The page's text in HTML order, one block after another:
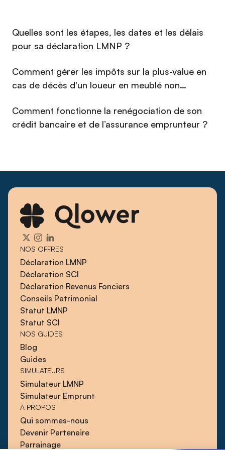
positionne aujourd'hui comme l'acteur de référence de la
fiscalité immobilière. Investisseur immobilier lui-même et
passionné de courses de voitures anciennes, Christophe
une obligation administrative en avantage concret pour
l'investisseur.
⁠Quelles sont les étapes, les dates et les délais
pour sa déclaration LMNP ?
Comment gérer les impôts sur la plus-value en
cas de décès d'un loueur en meublé non
Comment fonctionne la renégociation de son
crédit bancaire et de l’assurance emprunteur ?
NOS OFFRES
Déclaration LMNP
Déclaration SCI
Déclaration Revenus Fonciers
Conseils Patrimonial
Statut LMNP
Statut SCI
NOS GUIDES
Blog
Guides
SIMULATEURS
Simulateur LMNP
Simulateur Emprunt
À PROPOS
Qui sommes-nous
Devenir Partenaire
Parrainage